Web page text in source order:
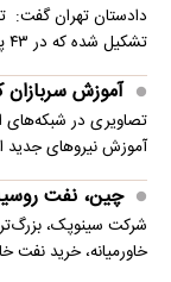
تشکیل شده که در ۴۳ پرونده، قرار جلب دادرسی صادر شده اس…
آموزش
تصاویری در شبکه‌های
آموزش نیروهای
چین، نفت
شرکت سینوپک،
خاورمیانه، خرید نفت